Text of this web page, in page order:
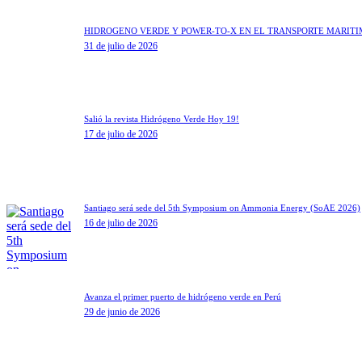
HIDRÓGENO VERDE Y POWER-TO-X EN EL TRANSPORTE
31 de julio de 2026
Salió la revista Hidrógeno Verde Hoy 19!
17 de julio de 2026
Santiago será sede del 5th Symposium on Ammonia Energy (SoAE 2026)
16 de julio de 2026
Avanza el primer puerto de hidrógeno verde en Perú
29 de junio de 2026